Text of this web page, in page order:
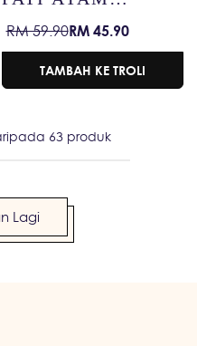
AMERIKA &
CORDYCEPS
Harga
jualan
RM 59.90Harga
biasa
RM 45.90
TAMBAH KE TROLI
63 produk
Lagi